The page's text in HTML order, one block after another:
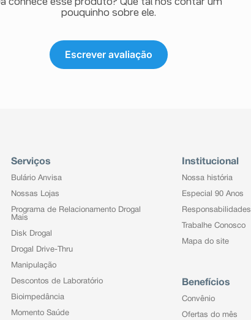
pouquinho sobre ele.
Escrever avaliação
Serviços
Bulário Anvisa
Nossas Lojas
Programa de Relacionamento Drogal
Mais
Disk Drogal
Drogal Drive-Thru
Manipulação
Descontos de Laboratório
Bioimpedância
Momento Saúde
Institucional
Nossa história
Especial 90 Anos
Responsabilidades
Trabalhe Conosco
Mapa do site
Benefícios
Convênio
Ofertas do mês